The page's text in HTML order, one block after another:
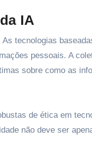
IA
tecnologias
pessoais. A
sobre como as
de ética em
não deve ser